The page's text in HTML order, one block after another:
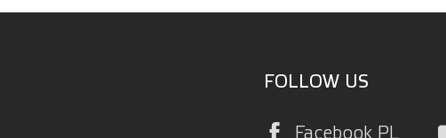
FOLLOW US
Facebook PL